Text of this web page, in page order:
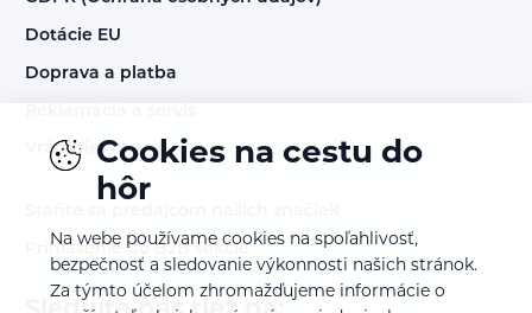
Dotácie EU
Doprava a platba
Vrátenie tovaru
Prihlásenie do B2B sekcie
Cookies na cestu do
hôr
Na webe používame cookies na spoľahlivosť,
bezpečnosť a sledovanie výkonnosti našich stránok.
Za týmto účelom zhromažďujeme informácie o